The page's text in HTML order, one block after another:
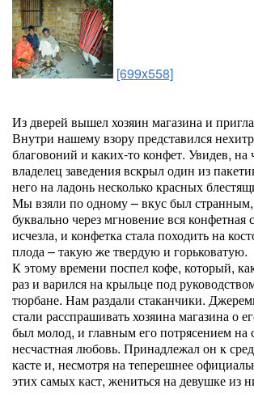
[699x558]
Из дверей вышел хозяин магазина и
Внутри нашему взору представился
благовоний и каких-то конфет. Увидев,
владелец заведения вскрыл один из
него на ладонь несколько красных
Мы взяли по одному – вкус был
буквально через мгновение вся конфетная
исчезла, и конфетка стала походить на
плода – такую же твердую и горьковатую.
К этому времени поспел кофе, который,
раз и варился на крыльце под
тюрбане. Нам раздали стаканчики.
стали расспрашивать хозяина магазина о
был молод, и главным его потрясением на
несчастная любовь. Принадлежал он к
касте и, несмотря на теперешнее
этих самых каст, жениться на девушке из